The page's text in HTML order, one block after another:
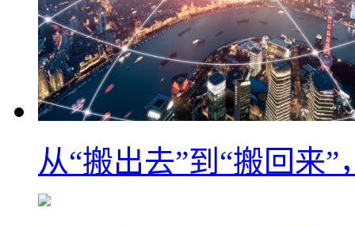
从“搬出去”到“搬回来